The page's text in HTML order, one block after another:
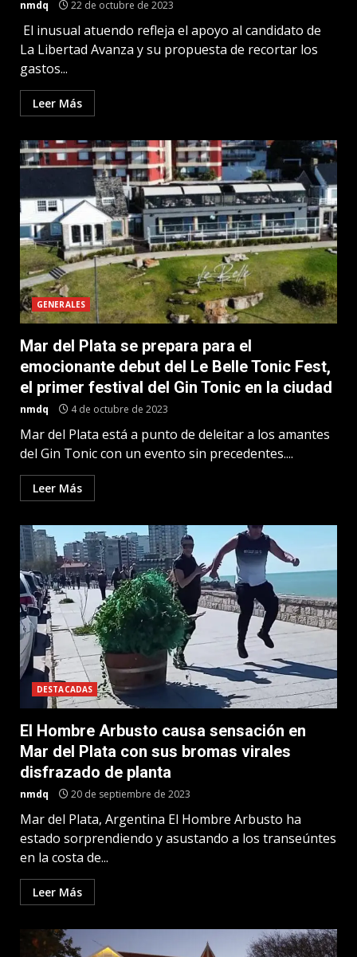
nmdq 22 de octubre de 2023
El inusual atuendo refleja el apoyo al candidato de
La Libertad Avanza y su propuesta de recortar los
gastos...
Leer Más
GENERALES
Mar del Plata se prepara para el
emocionante debut del Le Belle Tonic Fest,
el primer festival del Gin Tonic en la ciudad
nmdq 4 de octubre de 2023
Mar del Plata está a punto de deleitar a los amantes
del Gin Tonic con un evento sin precedentes....
Leer Más
DESTACADAS
El Hombre Arbusto causa sensación en
Mar del Plata con sus bromas virales
disfrazado de planta
nmdq 20 de septiembre de 2023
Mar del Plata, Argentina El Hombre Arbusto ha
estado sorprendiendo y asustando a los transeúntes
en la costa de...
Leer Más